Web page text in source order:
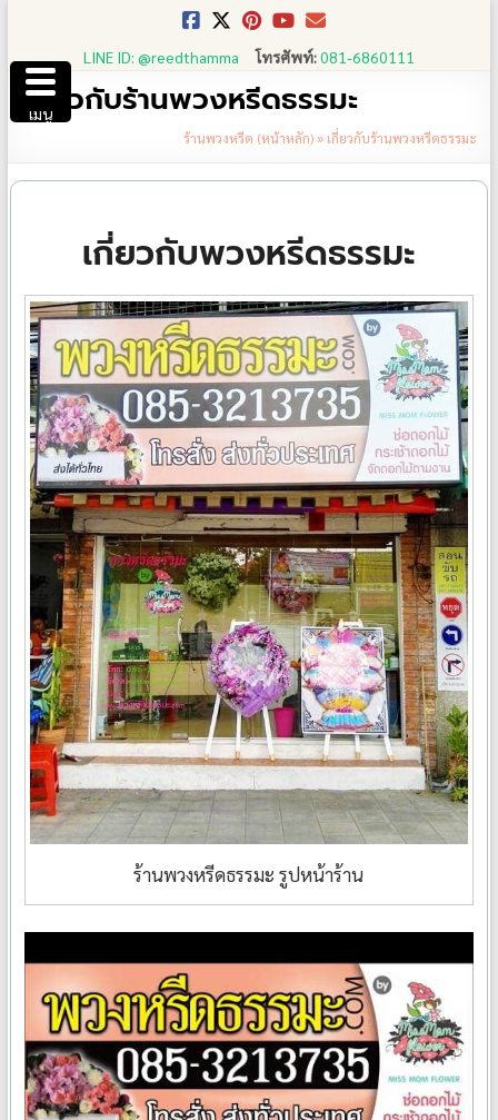
content
LINE ID: @reedthamma โทรศัพท์:081-6860111
เกี่ยวกับร้านพวงหรีดธรรมะ
ร้านพวงหรีด (หน้าหลัก)» เกี่ยวกับร้านพวงหรีดธรรมะ
เกี่ยวกับพวงหรีดธรรมะ
ร้านพวงหรีดธรรมะ รูปหน้าร้าน
เมนู